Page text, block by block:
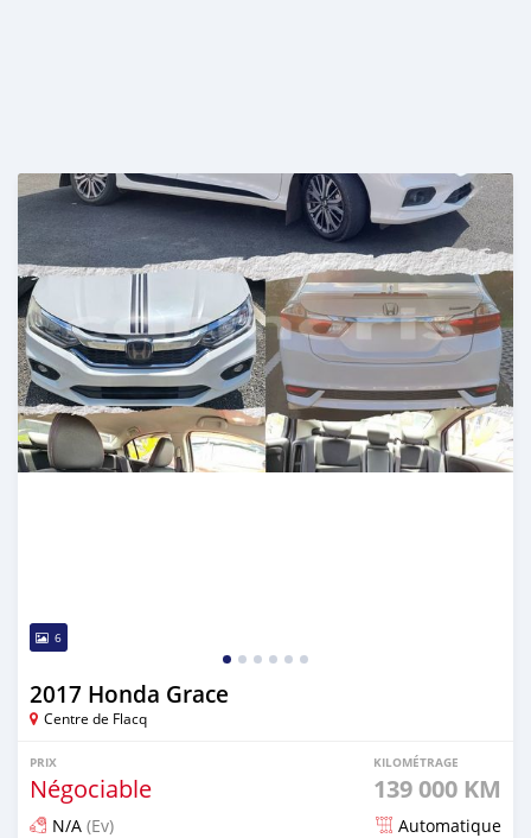
6
2017 Honda Grace
Centre de Flacq
PRIX
Négociable
KILOMÉTRAGE
139 000 KM
N/A (Ev) Automatique